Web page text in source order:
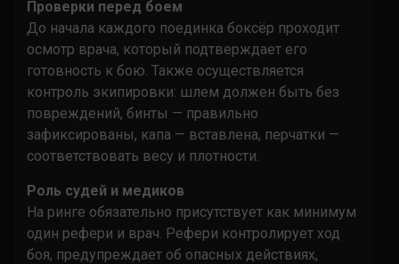
Проверки перед боем
До начала каждого поединка боксёр проходит
осмотр врача, который подтверждает его
готовность к бою. Также осуществляется
контроль экипировки: шлем должен быть без
повреждений, бинты — правильно
зафиксированы, капа — вставлена, перчатки —
соответствовать весу и плотности.
Роль судей и медиков
На ринге обязательно присутствует как минимум
один рефери и врач. Рефери контролирует ход
боя, предупреждает об опасных действиях,